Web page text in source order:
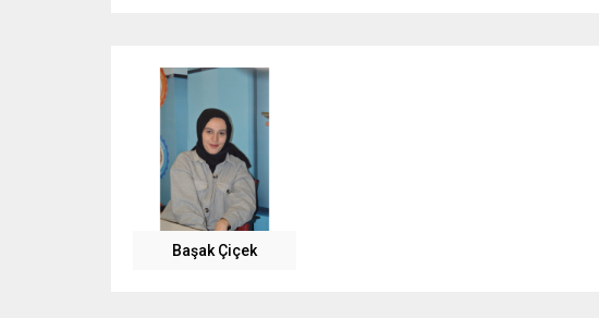
Başak Çiçek